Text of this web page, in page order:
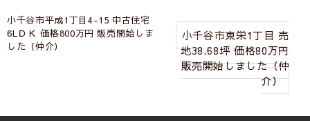
投
稿
小千谷市平成1丁目4-15 中古住宅
6LＤＫ 価格800万円 販売開始しま
した（仲介）
小千谷市東栄1丁目 売
地38.68坪 価格80万円
販売開始しました（仲
介）